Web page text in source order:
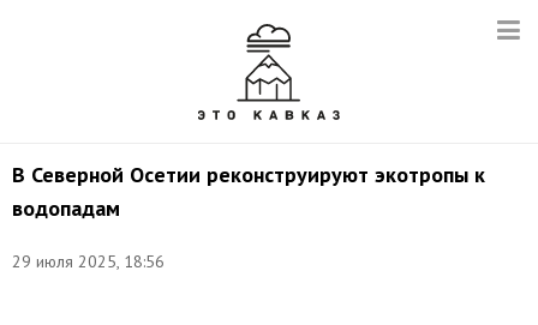
В Северной Осетии реконструируют экотропы к
водопадам
29 июля 2025, 18:56